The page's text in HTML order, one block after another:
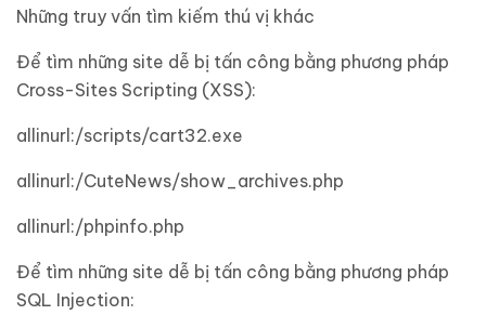
Những truy vấn tìm kiếm thú vị khác
Để tìm những site dễ bị tấn công bằng phương pháp
Cross-Sites Scripting (XSS):
allinurl:/scripts/cart32.exe
allinurl:/CuteNews/show_archives.php
allinurl:/phpinfo.php
Để tìm những site dễ bị tấn công bằng phương pháp
SQL Injection: